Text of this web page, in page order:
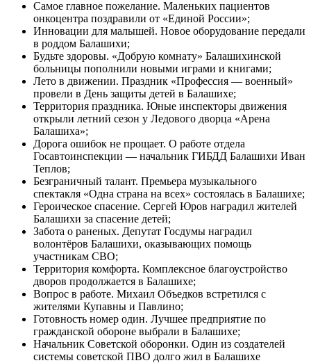
Самое главное пожелание. Маленьких пациентов
онкоцентра поздравили от «Единой России»;
Инновации для малышей. Новое оборудование передали
в роддом Балашихи;
Будьте здоровы. «Добрую комнату» Балашихинской
больницы пополнили новыми играми и книгами;
Лето в движении. Праздник «Профессия — военный»
провели в День защиты детей в Балашихе;
Территория праздника. Юные инспекторы движения
открыли летний сезон у Ледового дворца «Арена
Балашиха»;
Дорога ошибок не прощает. О работе отдела
Госавтоинспекции — начальник ГИБДД Балашихи Иван
Теплов;
Безграничный талант. Премьера музыкального
спектакля «Одна страна на всех» состоялась в Балашихе;
Героическое спасение. Сергей Юров наградил жителей
Балашихи за спасение детей;
Забота о раненых. Депутат Госдумы наградил
волонтёров Балашихи, оказывающих помощь
участникам СВО;
Территория комфорта. Комплексное благоустройство
дворов продолжается в Балашихе;
Вопрос в работе. Михаил Объедков встретился с
жителями Купавны и Павлино;
Готовность номер один. Лучшее предприятие по
гражданской обороне выбрали в Балашихе;
Начальник Советской оборонки. Один из создателей
системы советской ПВО долго жил в Балашихе